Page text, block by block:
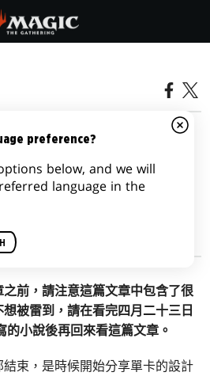
前，請注意這篇文章中包含了很
被雷到，請在看完四月二十三日
的小說後再回來看這篇文章。
束，是時候開始分享單卡的設計
preference?
below, and we will
language in the